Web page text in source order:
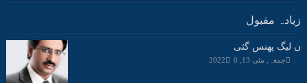
زیادہ مقبول
ن لیگ پھنس گئی
جمعہ, مئی 13, 2022 0